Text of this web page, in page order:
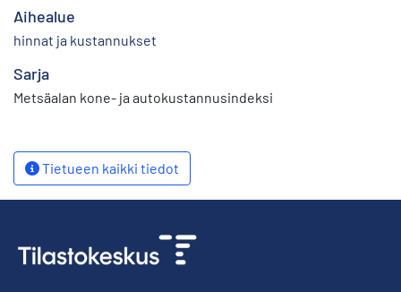
Aihealue
hinnat ja kustannukset
Sarja
Metsäalan kone- ja autokustannusindeksi
Tietueen kaikki tiedot